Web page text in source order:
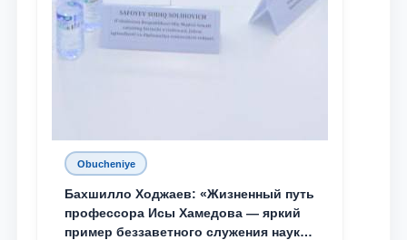
Obucheniye
Бахшилло Ходжаев: «Жизненный путь
профессора Исы Хамедова — яркий
пример беззаветного служения науке,